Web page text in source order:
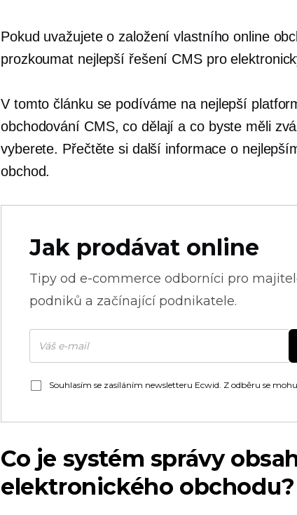
Pokud uvažujete o založení vlastního online
prozkoumat nejlepší řešení CMS pro
V tomto článku se podíváme na nejlepší
obchodování CMS, co dělají a co byste měli
vyberete. Přečtěte si další informace o
obchod.
Jak prodávat online
Tipy od e-commerce odborníci pro
podniků a začínající podnikatele.
Souhlasím se zasíláním newsletteru Ecwid. Z odběru se
Co je systém správy
elektronického obchodu?